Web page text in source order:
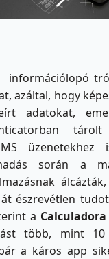
információlopó
azáltal, hogy
adatokat,
tárolt
üzenetekhez
során a
észrevétlen
a
több, mint 10
a káros app